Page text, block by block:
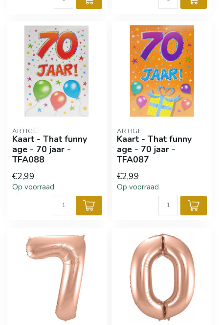
ARTIGE
Kaart - That funny
age - 70 jaar -
TFA088
€2,99
Op voorraad
ARTIGE
Kaart - That funny
age - 70 jaar -
TFA087
€2,99
Op voorraad